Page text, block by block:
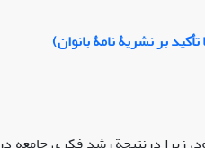
بر نشریۀ نامۀ بانوان)